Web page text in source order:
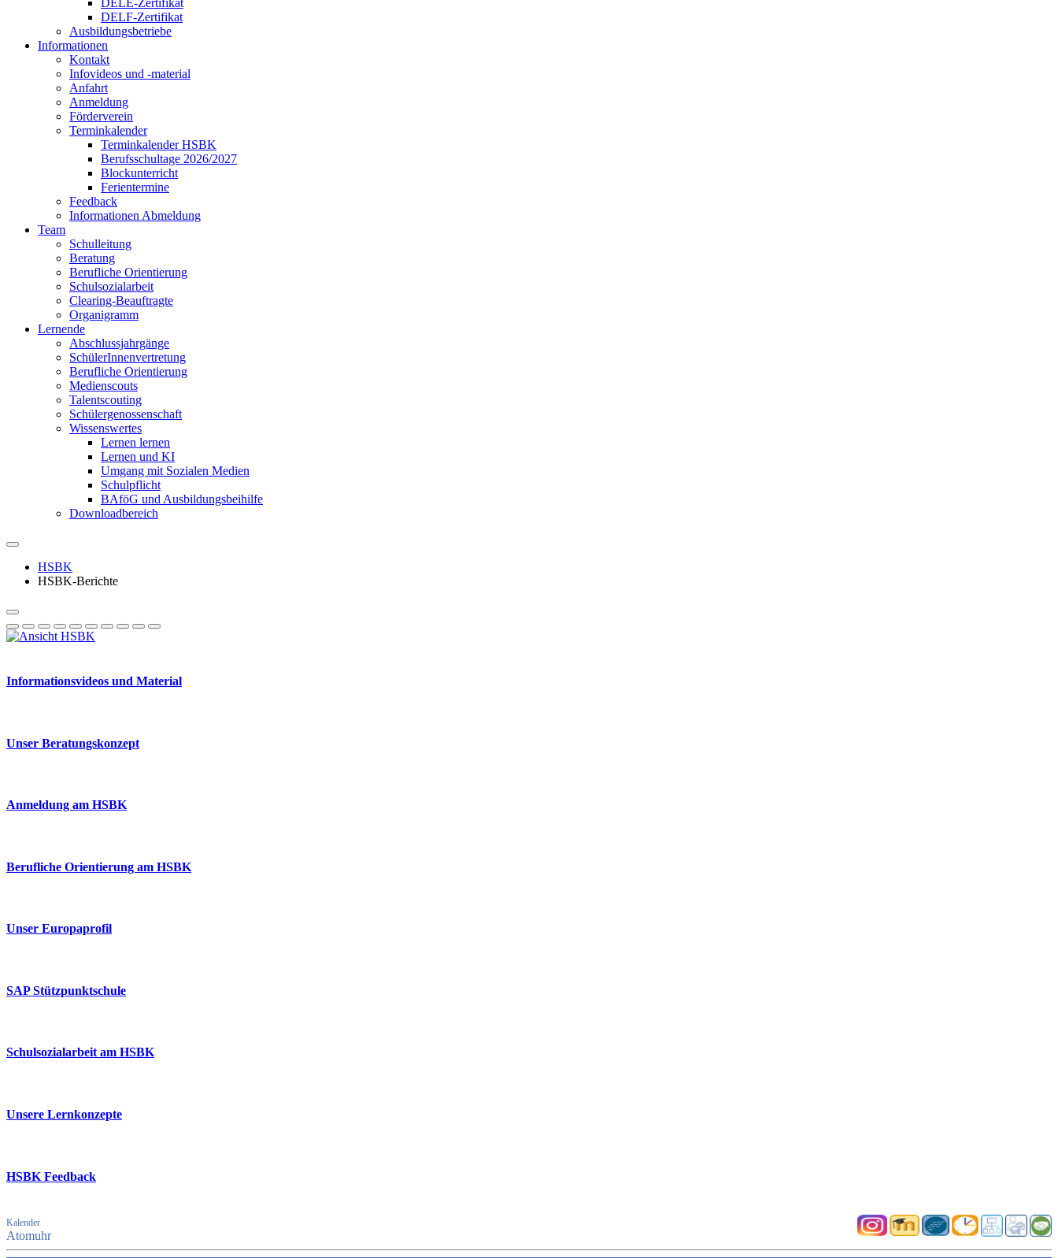
DELE-Zertifikat
DELF-Zertifikat
Ausbildungsbetriebe
Informationen
Kontakt
Infovideos und -material
Anfahrt
Anmeldung
Förderverein
Terminkalender
Terminkalender HSBK
Berufsschultage 2026/2027
Blockunterricht
Ferientermine
Feedback
Informationen Abmeldung
Team
Schulleitung
Beratung
Berufliche Orientierung
Schulsozialarbeit
Clearing-Beauftragte
Organigramm
Lernende
Abschlussjahrgänge
SchülerInnenvertretung
Berufliche Orientierung
Medienscouts
Talentscouting
Schüler­genossen­schaft
Wissenswertes
Lernen lernen
Lernen und KI
Umgang mit Sozialen Medien
Schulpflicht
BAföG und Ausbildungsbeihilfe
Downloadbereich
HSBK
HSBK-Berichte
Informationsvideos und Material
Unser Beratungskonzept
Anmeldung am HSBK
Berufliche Orientierung am HSBK
Unser Europaprofil
SAP Stützpunktschule
Schulsozialarbeit am HSBK
Unsere Lernkonzepte
HSBK Feedback
Kalender
Atomuhr